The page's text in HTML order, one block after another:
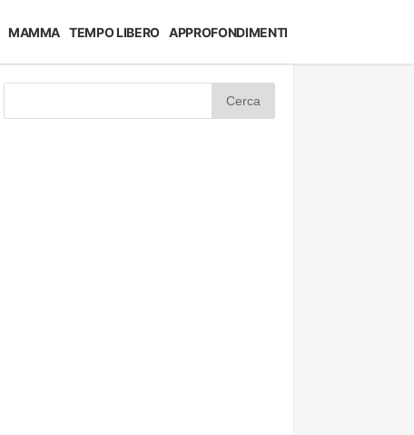
MAMMA TEMPO LIBERO APPROFONDIMENTI